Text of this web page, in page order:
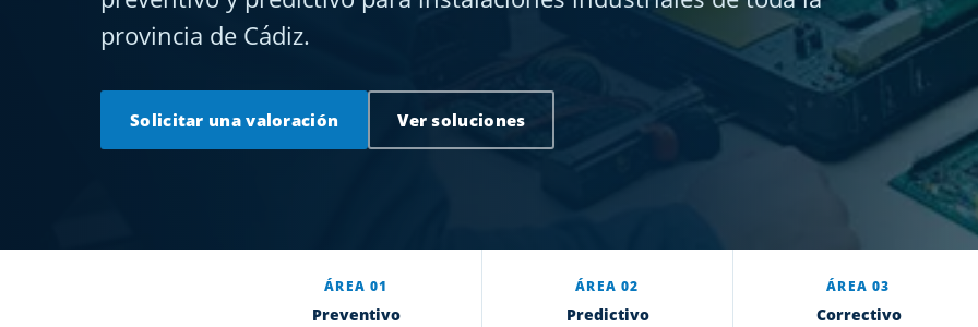
provincia de Cádiz.
Solicitar una valoración Ver soluciones
ÁREA 01
Preventivo
ÁREA 02
Predictivo
ÁREA 03
Correctivo